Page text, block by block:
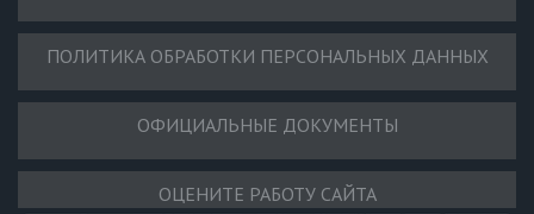
ПОЛИТИКА ОБРАБОТКИ ПЕРСОНАЛЬНЫХ ДАННЫХ
ОФИЦИАЛЬНЫЕ ДОКУМЕНТЫ
ОЦЕНИТЕ РАБОТУ САЙТА